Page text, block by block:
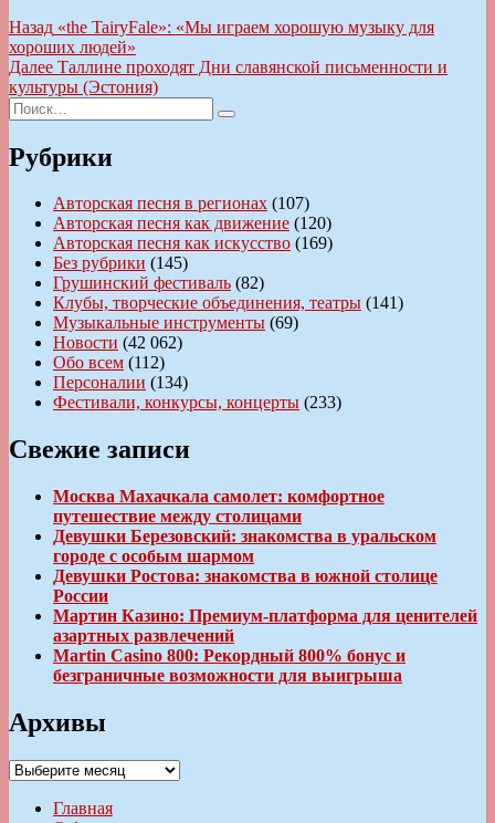
Навигация
по
записям
Назад Предыдущая
запись:
«the TairyFale»: «Мы играем хорошую музыку для
хороших людей»
Далее Следующая
запись:
Таллине проходят Дни славянской письменности и
культуры (Эстония)
Искать:
Поиск
Рубрики
Авторская песня в регионах (107)
Авторская песня как движение (120)
Авторская песня как искусство (169)
Без рубрики (145)
Грушинский фестиваль (82)
Клубы, творческие объединения, театры (141)
Музыкальные инструменты (69)
Новости (42 062)
Обо всем (112)
Персоналии (134)
Фестивали, конкурсы, концерты (233)
Свежие записи
Москва Махачкала самолет: комфортное
путешествие между столицами
Девушки Березовский: знакомства в уральском
городе с особым шармом
Девушки Ростова: знакомства в южной столице
России
Мартин Казино: Премиум-платформа для ценителей
азартных развлечений
Martin Casino 800: Рекордный 800% бонус и
безграничные возможности для выигрыша
Архивы
Архивы
Главная